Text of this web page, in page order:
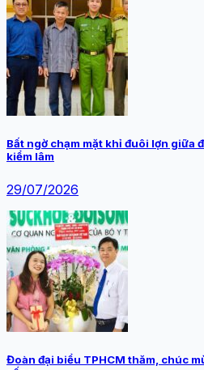
Bất ngờ chạm mặt khỉ đuôi lợn giữa
kiểm lâm
29/07/2026
Đoàn đại biểu TPHCM thăm, chúc